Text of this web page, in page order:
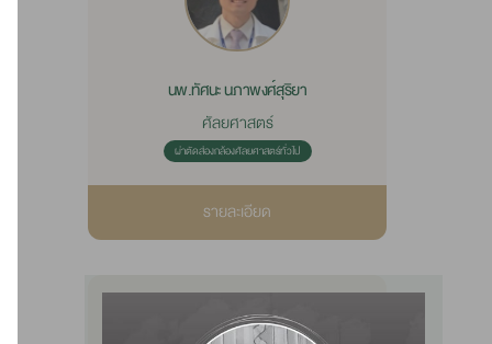
นพ.ทัศนะ นภาพงศ์สุริยา
ศัลยศาสตร์
ผ่าตัดส่องกล้องศัลยศาสตร์ทั่วไป
รายละเอียด